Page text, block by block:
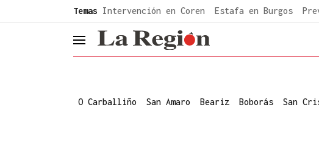
Temas Intervención en Coren Estafa en Burgos
header.menu.open
O Carballiño San Amaro Beariz Boborás San